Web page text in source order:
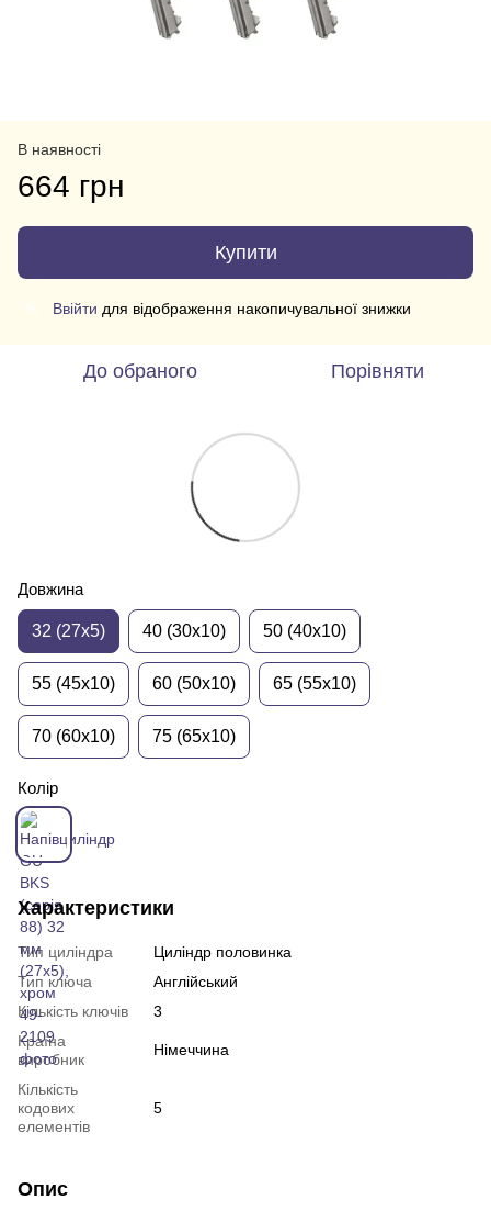
В наявності
664 грн
Купити
Ввійти для відображення накопичувальної знижки
До обраного Порівняти
Довжина
32 (27x5) 40 (30x10) 50 (40x10)
55 (45x10) 60 (50x10) 65 (55x10)
70 (60x10) 75 (65x10)
Колір
Характеристики
Тип циліндра
Циліндр половинка
Тип ключа
Англійський
Кількість ключів
3
Країна
виробник
Німеччина
Кількість
кодових
елементів
5
Опис